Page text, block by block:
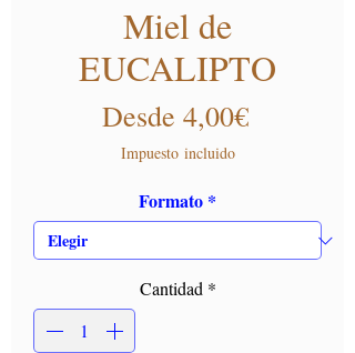
Miel de
EUCALIPTO
Desde 4,00€Precio
Impuesto incluido
Formato *
Cantidad *